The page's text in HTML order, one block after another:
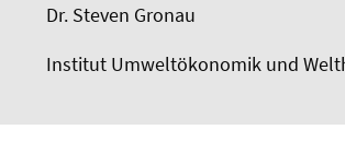
Dr. Steven Gronau
Institut Umweltökonomik und